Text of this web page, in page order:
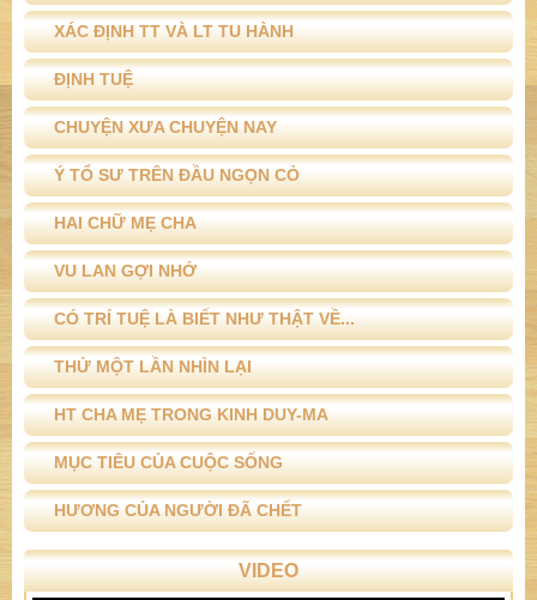
XÁC ĐỊNH TT VÀ LT TU HÀNH
ĐỊNH TUỆ
CHUYỆN XƯA CHUYỆN NAY
Ý TỔ SƯ TRÊN ĐẦU NGỌN CỎ
HAI CHỮ MẸ CHA
VU LAN GỢI NHỚ
CÓ TRÍ TUỆ LÀ BIẾT NHƯ THẬT VỀ...
THỬ MỘT LẦN NHÌN LẠI
HT CHA MẸ TRONG KINH DUY-MA
MỤC TIÊU CỦA CUỘC SỐNG
HƯƠNG CỦA NGƯỜI ĐÃ CHẾT
VIDEO